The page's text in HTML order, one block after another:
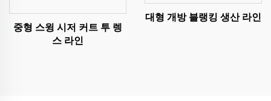
중형 스윙 시저 커트 투 렝
스 라인
대형 개방 블랭킹 생산 라인